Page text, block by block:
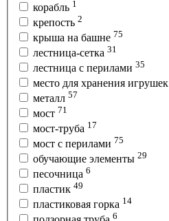
корабль 1
крепость 2
крыша на башне 75
лестница-сетка 31
лестница с перилами 35
место для хранения игрушек
металл 57
мост 71
мост-труба 17
мост с перилами 75
обучающие элементы 29
песочница 6
пластик 49
пластиковая горка 14
6